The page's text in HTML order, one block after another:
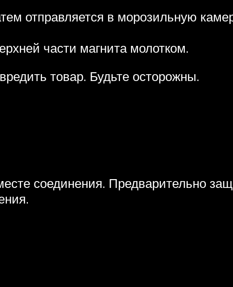
отправляется в морозильную
части магнита молотком.
товар. Будьте осторожны.
соединения. Предварительно